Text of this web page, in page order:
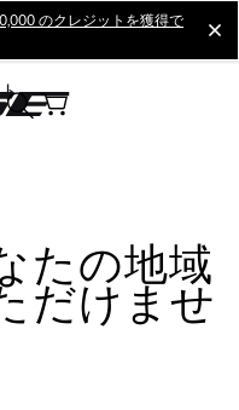
のクレジットを獲得で
たの地域
だけませ